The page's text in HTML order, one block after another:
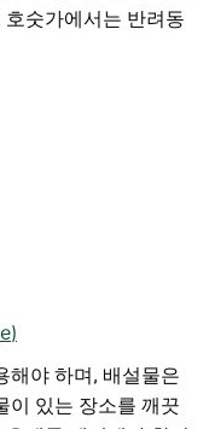
호숫가에서는 반려동
해야 하며, 배설물은
이 있는 장소를 깨끗